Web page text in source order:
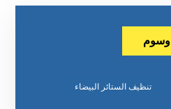
وسوم
تنظيف الستائر البيضاء